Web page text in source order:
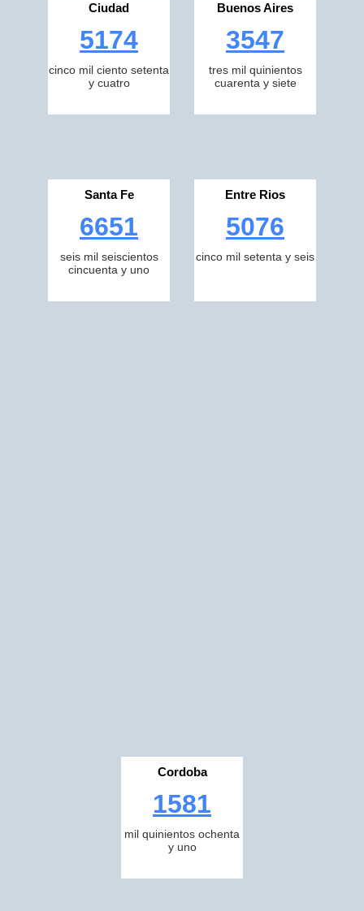
Ciudad
5174
cinco mil ciento setenta
y cuatro
Buenos Aires
3547
tres mil quinientos
cuarenta y siete
Santa Fe
6651
seis mil seiscientos
cincuenta y uno
Entre Rios
5076
cinco mil setenta y seis
Cordoba
1581
mil quinientos ochenta
y uno